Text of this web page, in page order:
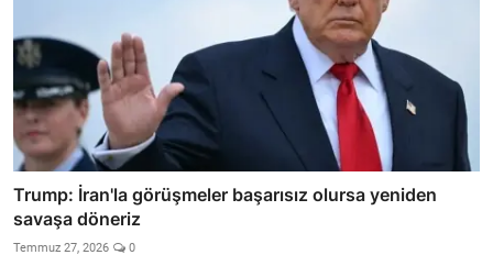
Trump: İran'la görüşmeler başarısız olursa yeniden
savaşa döneriz
Temmuz 27, 2026 0